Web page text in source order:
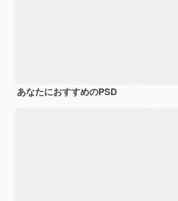
あなたにおすすめのPSD